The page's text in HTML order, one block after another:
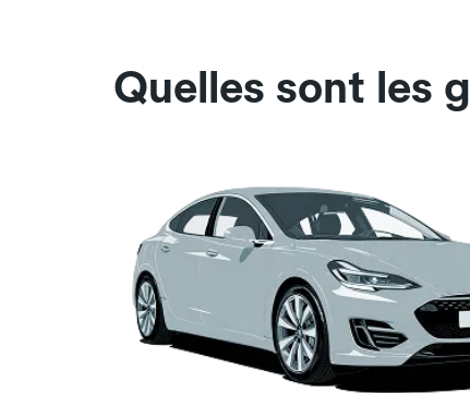
Quelles sont les